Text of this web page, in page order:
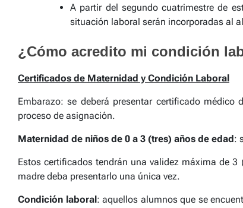
A partir del segundo cuatrimestre de
situación laboral serán incorporadas al
¿Cómo acredito mi condición
Certificados de Maternidad y Condición Laboral
Embarazo: se deberá presentar certificado
proceso de asignación.
Maternidad de niños de 0 a 3 (tres) años de edad:
Estos certificados tendrán una validez máxima de
madre deba presentarlo una única vez.
Condición laboral: aquellos alumnos que se